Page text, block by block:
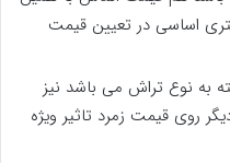
اساسی در تعیین قیمت
به نوع تراش می باشد نیز
روی قیمت زمرد تاثیر ویژه